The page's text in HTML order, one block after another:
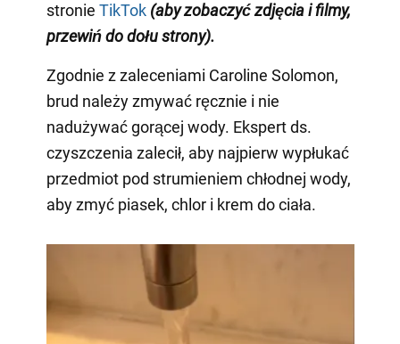
stronie TikTok (aby zobaczyć zdjęcia i filmy,
przewiń do dołu strony).
Zgodnie z zaleceniami Caroline Solomon,
brud należy zmywać ręcznie i nie
nadużywać gorącej wody. Ekspert ds.
czyszczenia zalecił, aby najpierw wypłukać
przedmiot pod strumieniem chłodnej wody,
aby zmyć piasek, chlor i krem do ciała.